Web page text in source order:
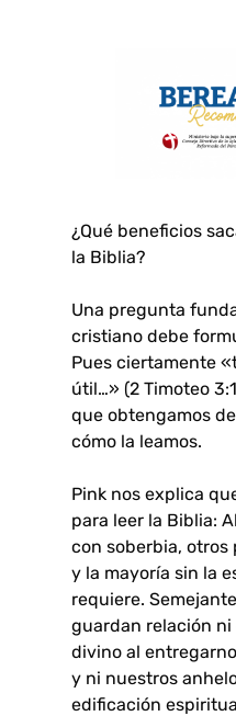
¿Qué beneficios
la Biblia?
Una pregunta
cristiano debe
Pues ciertamente
útil…» (2 Timoteo
que obtengamos
cómo la leamos.
Pink nos explica
para leer la Biblia:
con soberbia, otros
y la mayoría sin la
requiere.
guardan relación
divino al
y ni nuestros
edificación